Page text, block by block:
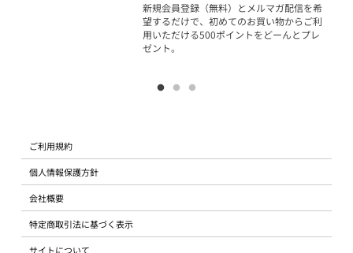
新規会員登録（無料）とメルマガ配信を希
望するだけで、初めてのお買い物からご利
用いただける500ポイントをどーんとプレ
ゼント。
ご利用規約
個人情報保護方針
会社概要
特定商取引法に基づく表示
サイトについて